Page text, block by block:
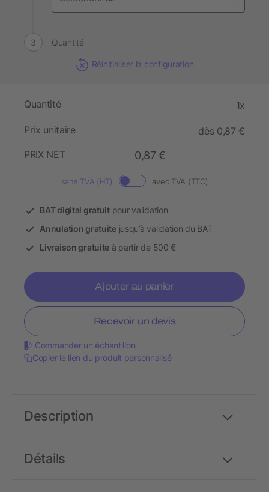
Quantité
Réinitialiser la configuration
Quantité 1x
Prix unitaire
dès 0,87 €
PRIX NET
0,87 €
sans TVA (HT) avec TVA (TTC)
BAT digital gratuitpour validation
Annulation gratuitejusqu’à validation du BAT
Livraison gratuite à partir de 500 €
Ajouter au panier
Recevoir un devis
Commander un échantillon
Copier le lien du produit personnalisé
Détails
Description